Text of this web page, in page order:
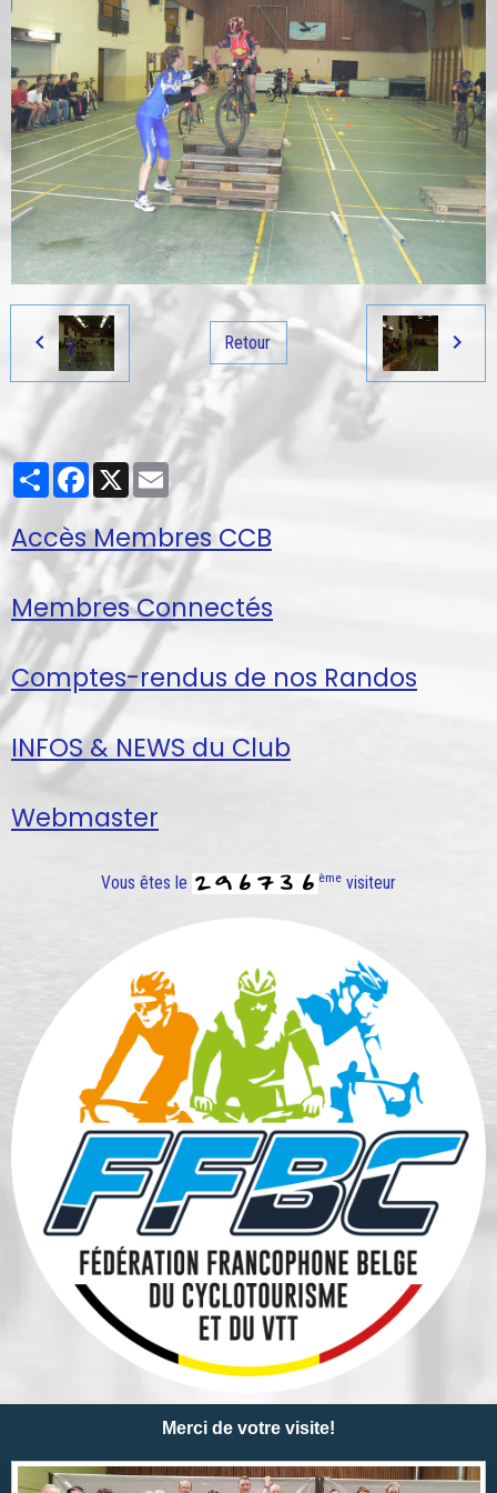
Retour
PartagerFacebook
X Email
Accès Membres CCB
Membres Connectés
Comptes-rendus de nos Randos
INFOS & NEWS du Club
Webmaster
Vous êtes le ème visiteur
Merci de votre visite!